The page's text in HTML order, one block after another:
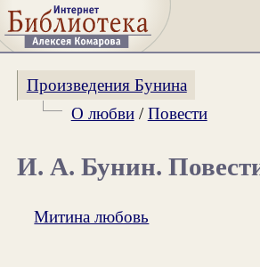
Произведения Бунина
О любви/Повести
И. А. Бунин.
Митина любовь